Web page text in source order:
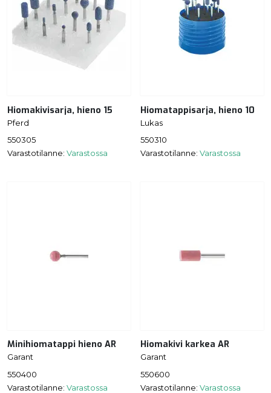
Hiomakivisarja, hieno 15
Pferd
550305
Varastotilanne: Varastossa
Hiomatappisarja, hieno 10
Lukas
550310
Varastotilanne: Varastossa
Minihiomatappi hieno AR
Garant
550400
Varastotilanne: Varastossa
Hiomakivi karkea AR
Garant
550600
Varastotilanne: Varastossa